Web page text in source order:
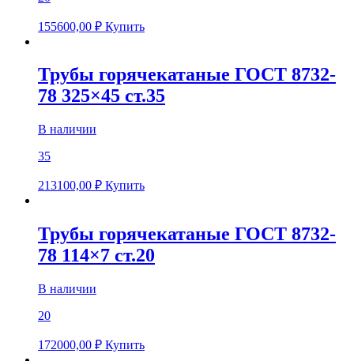
155600,00 ₽ Купить
Трубы горячекатаные ГОСТ 8732-
78 325×45 ст.35
В наличии
35
213100,00 ₽ Купить
Трубы горячекатаные ГОСТ 8732-
78 114×7 ст.20
В наличии
20
172000,00 ₽ Купить